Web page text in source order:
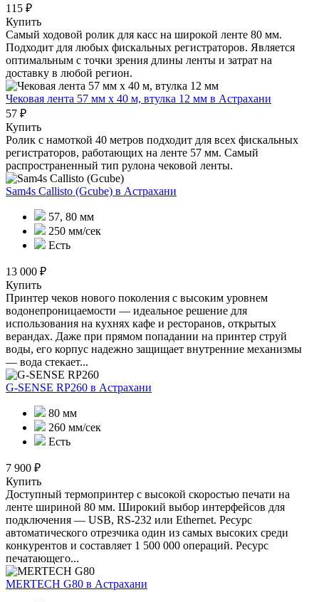
115 ₽
Купить
Самый ходовой ролик для касс на широкой ленте 80 мм.
Подходит для любых фискальных регистраторов. Является
оптимальным с точки зрения длины ленты и затрат на
доставку в любой регион.
Чековая лента 57 мм x 40 м, втулка 12 мм в Астрахани
57 ₽
Купить
Ролик с намоткой 40 метров подходит для всех фискальных
регистраторов, работающих на ленте 57 мм. Самый
распространенный тип рулона чековой ленты.
Sam4s Callisto (Gcube) в Астрахани
57, 80 мм
250 мм/сек
Есть
13 000 ₽
Купить
Принтер чеков нового поколения с высоким уровнем
водонепроницаемости — идеальное решение для
использования на кухнях кафе и ресторанов, открытых
верандах. Даже при прямом попадании на принтер струй
воды, его корпус надежно защищает внутренние механизмы
— вода стекает...
G-SENSE RP260 в Астрахани
80 мм
260 мм/сек
Есть
7 900 ₽
Купить
Доступный термопринтер с высокой скоростью печати на
ленте шириной 80 мм. Широкий выбор интерфейсов для
подключения — USB, RS-232 или Ethernet. Ресурс
автоматического отрезчика один из самых высоких среди
конкурентов и составляет 1 500 000 операций. Ресурс
печатающего...
MERTECH G80 в Астрахани